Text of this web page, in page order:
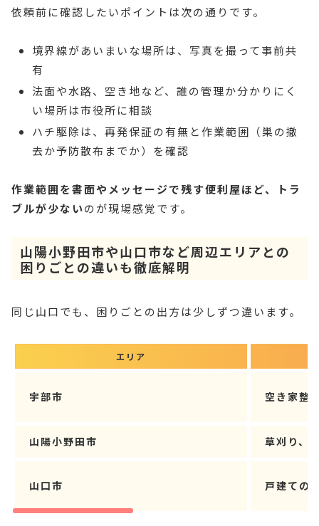
依頼前に確認したいポイントは次の通りです。
境界線があいまいな場所は、写真を撮って事前共
有
法面や水路、空き地など、誰の管理か分かりにく
い場所は市役所に相談
ハチ駆除は、再発保証の有無と作業範囲（巣の撤
去か予防散布までか）を確認
作業範囲を書面やメッセージで残す便利屋ほど、トラ
ブルが少ないのが現場感覚です。
山陽小野田市や山口市など周辺エリアとの
困りごとの違いも徹底解明
同じ山口でも、困りごとの出方は少しずつ違います。
エリア
宇部市 空き家整
山陽小野田市 草刈り、
山口市 戸建ての